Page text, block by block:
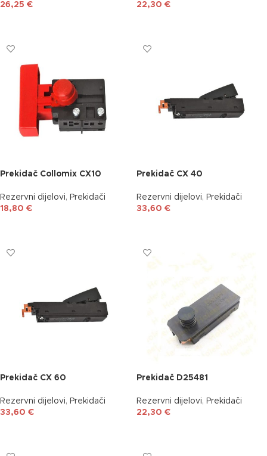
26,25 €
22,30 €
Prekidač Collomix CX10
Rezervni dijelovi, Prekidači
18,80 €
Prekidač CX 40
Rezervni dijelovi, Prekidači
33,60 €
Prekidač CX 60
Rezervni dijelovi, Prekidači
33,60 €
Prekidač D25481
Rezervni dijelovi, Prekidači
22,30 €